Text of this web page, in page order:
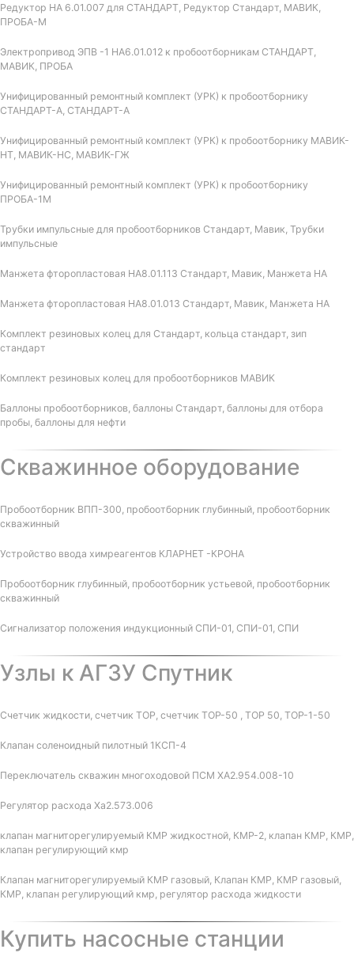
Редуктор НА 6.01.007 для СТАНДАРТ, Редуктор Стандарт, МАВИК,
ПРОБА-М
Электропривод ЭПВ -1 НА6.01.012 к пробоотборникам СТАНДАРТ,
МАВИК, ПРОБА
Унифицированный ремонтный комплект (УРК) к пробоотборнику
СТАНДАРТ-А, СТАНДАРТ-А
Унифицированный ремонтный комплект (УРК) к пробоотборнику МАВИК-
НТ, МАВИК-НС, МАВИК-ГЖ
Унифицированный ремонтный комплект (УРК) к пробоотборнику
ПРОБА-1М
Трубки импульсные для пробоотборников Стандарт, Мавик, Трубки
импульсные
Манжета фторопластовая НА8.01.113 Стандарт, Мавик, Манжета НА
Манжета фторопластовая НА8.01.013 Стандарт, Мавик, Манжета НА
Комплект резиновых колец для Стандарт, кольца стандарт, зип
стандарт
Комплект резиновых колец для пробоотборников МАВИК
Баллоны пробоотборников, баллоны Стандарт, баллоны для отбора
пробы, баллоны для нефти
Скважинное оборудование
Пробоотборник ВПП-300, пробоотборник глубинный, пробоотборник
скважинный
Устройство ввода химреагентов КЛАРНЕТ -КРОНА
Пробоотборник глубинный, пробоотборник устьевой, пробоотборник
скважинный
Сигнализатор положения индукционный СПИ-01, СПИ-01, СПИ
Узлы к АГЗУ Спутник
Счетчик жидкости, счетчик ТОР, счетчик ТОР-50 , ТОР 50, ТОР-1-50
Клапан соленоидный пилотный 1КСП-4
Переключатель скважин многоходовой ПСМ ХА2.954.008-10
Регулятор расхода Ха2.573.006
клапан магниторегулируемый КМР жидкостной, КМР-2, клапан КМР, КМР,
клапан регулирующий кмр
Клапан магниторегулируемый КМР газовый, Клапан КМР, КМР газовый,
КМР, клапан регулирующий кмр, регулятор расхода жидкости
Купить насосные станции